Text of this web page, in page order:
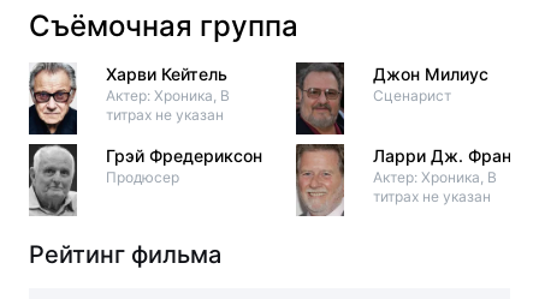
Съёмочная группа
Харви Кейтель
Актер: Хроника, В
титрах не указан
Грэй Фредериксон
Продюсер
Джон Милиус
Сценарист
Ларри Дж. Франко
Актер: Хроника, В
титрах не указан
Рейтинг фильма